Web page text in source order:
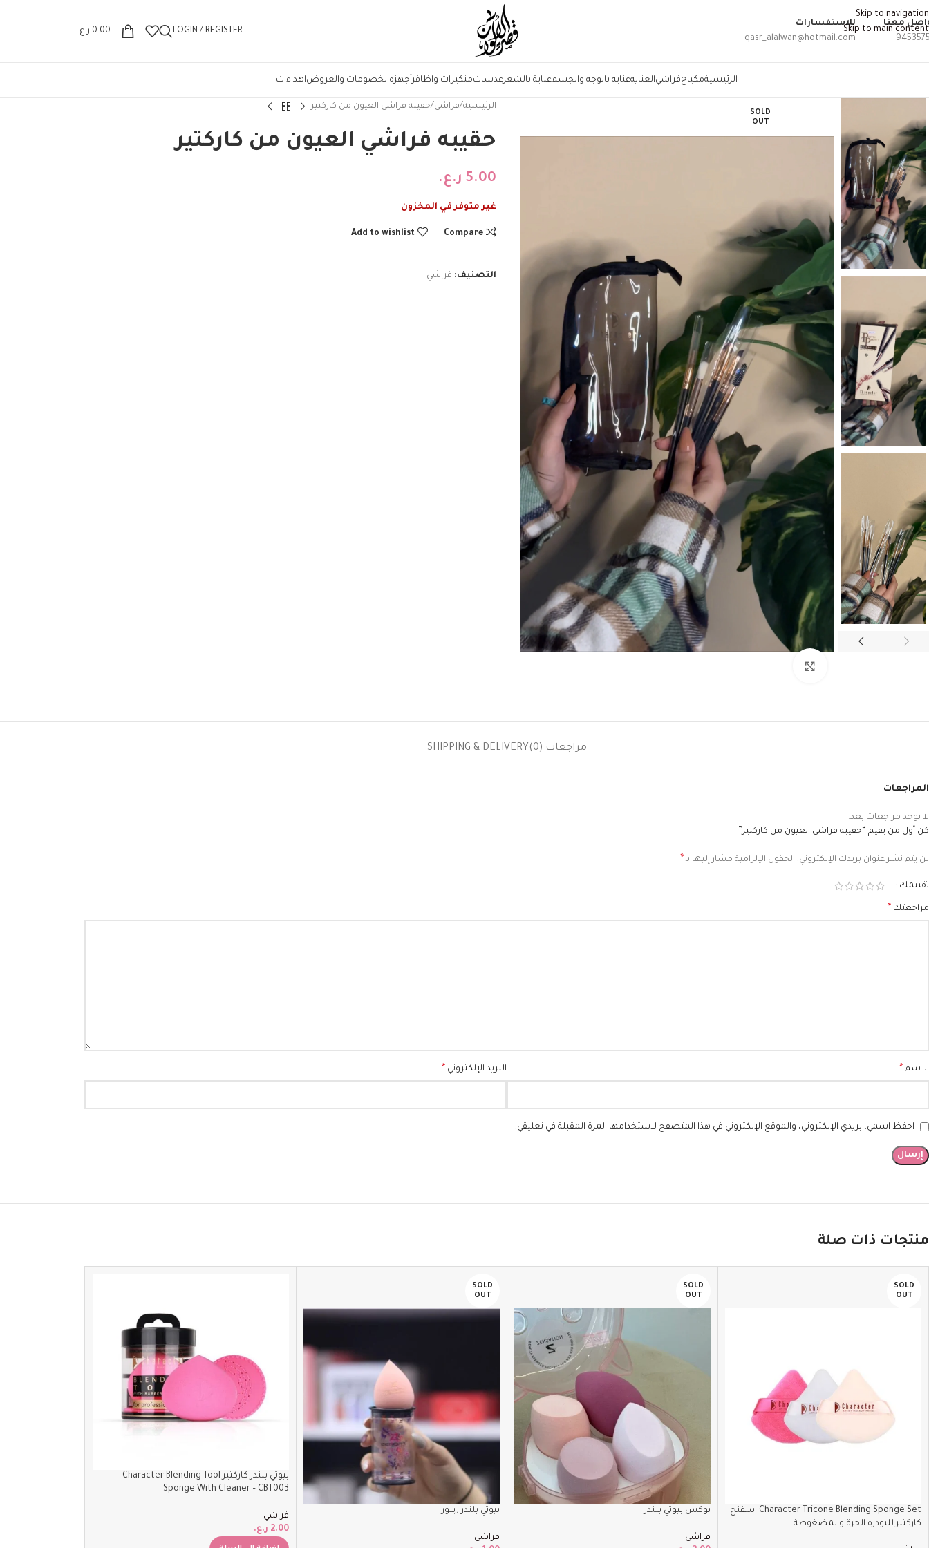
Skip to navigation
Skip to main content
معنا
للاستفسارات
qasr_alalwan@hotmail.com
LOGIN / REGISTER
0.00 ر.ع.
الرئيسيةمكياجفراشيالعنايهعنايه بالوجه والجسمعناية بالشعرعدساتمنكيرات واظافرأجهزهالخصومات والعروضاهداءات
SOLD
OUT
الرئيسية فراشي حقيبه فراشي العيون من كاركتير
حقيبه فراشي العيون من كاركتير
5.00 ر.ع.
غير متوفر في المخزون
Compare
Add to wishlist
التصنيف: فراشي
مراجعات (0) SHIPPING & DELIVERY
المراجعات
لا توجد مراجعات بعد.
كن أول من يقيم “حقيبه فراشي العيون من كاركتير”
لن يتم نشر عنوان بريدك الإلكتروني. الحقول الإلزامية مشار إليها بـ *
تقييمك
مراجعتك *
الاسم * البريد الإلكتروني *
احفظ اسمي، بريدي الإلكتروني، والموقع الإلكتروني في هذا المتصفح لاستخدامها المرة المقبلة في تعليقي.
منتجات ذات صلة
SOLD
OUT
Character Tricone Blending Sponge Set اسفنج
كاركتير للبودره الحرة والمضغوطة
SOLD
OUT
بوكس بيوتي بلندر
فراشي
SOLD
OUT
بيوتي بلندر زينورا
فراشي
بيوتي بلندر كاركتير Character Blending Tool
Sponge With Cleaner – CBT003
فراشي
2.00 ر.ع.